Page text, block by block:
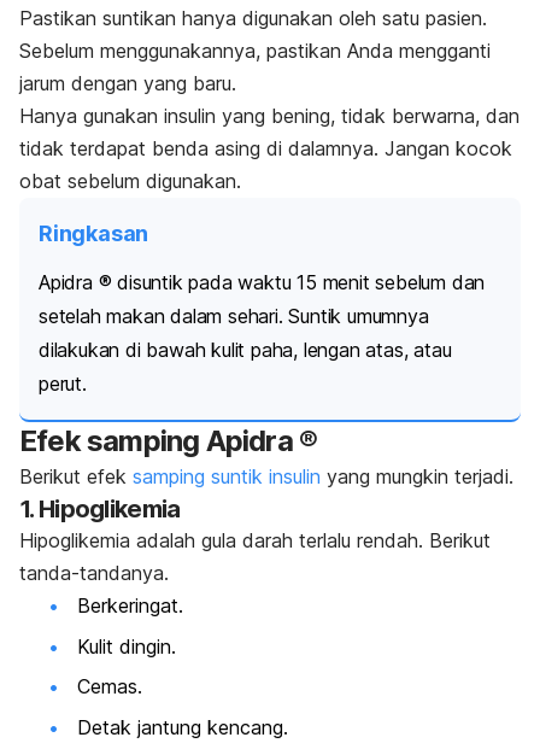
Pastikan suntikan hanya digunakan oleh satu pasien.
Sebelum menggunakannya, pastikan Anda mengganti
jarum dengan yang baru.
Hanya gunakan insulin yang bening, tidak berwarna, dan
tidak terdapat benda asing di dalamnya. Jangan kocok
obat sebelum digunakan.
Ringkasan
Apidra ® disuntik pada waktu 15 menit sebelum dan
setelah makan dalam sehari. Suntik umumnya
dilakukan di bawah kulit paha, lengan atas, atau
perut.
Efek samping Apidra ®
Berikut efek samping suntik insulin yang mungkin terjadi.
1. Hipoglikemia
Hipoglikemia adalah gula darah terlalu rendah. Berikut
tanda-tandanya.
Berkeringat.
Kulit dingin.
Cemas.
Detak jantung kencang.